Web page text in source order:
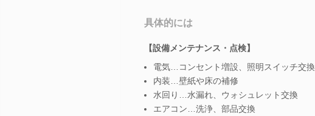
具体的には
【設備メンテナンス・点検】
電気…コンセント増設、照明スイッチ交換
内装…壁紙や床の補修
水回り…水漏れ、ウォシュレット交換
エアコン…洗浄、部品交換